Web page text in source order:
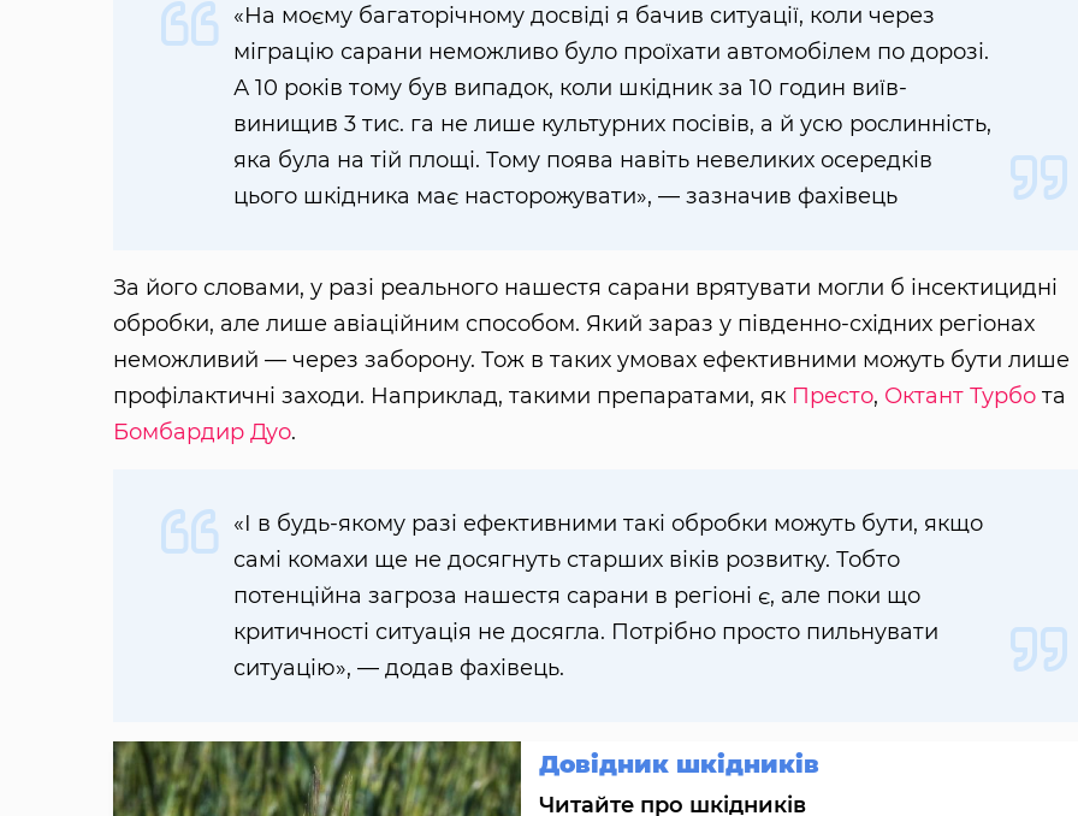
«На моєму багаторічному досвіді я бачив ситуації, коли через
міграцію сарани неможливо було проїхати автомобілем по дорозі.
А 10 років тому був випадок, коли шкідник за 10 годин виїв-
винищив 3 тис. га не лише культурних посівів, а й усю рослинність,
яка була на тій площі. Тому поява навіть невеликих осередків
цього шкідника має насторожувати», — зазначив фахівець
За його словами, у разі реального нашестя сарани врятувати могли б інсектицидні
обробки, але лише авіаційним способом. Який зараз у південно-східних регіонах
неможливий — через заборону. Тож в таких умовах ефективними можуть бути лише
профілактичні заходи. Наприклад, такими препаратами, як Престо, Октант Турбота
Бомбардир Дуо.
«І в будь-якому разі ефективними такі обробки можуть бути, якщо
самі комахи ще не досягнуть старших віків розвитку. Тобто
потенційна загроза нашестя сарани в регіоні є, але поки що
критичності ситуація не досягла. Потрібно просто пильнувати
ситуацію», — додав фахівець.
Довідник шкідників
Читайте про шкідників